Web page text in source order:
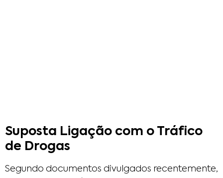
Suposta Ligação com o Tráfico
de Drogas
Segundo documentos divulgados recentemente,